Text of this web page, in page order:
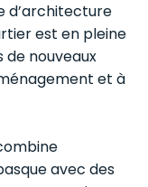
d’architecture
est en pleine
de nouveaux
et à
avec des